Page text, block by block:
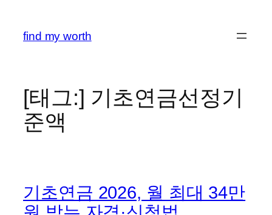
find my worth
[태그:] 기초연금선정기
준액
기초연금 2026, 월 최대 34만